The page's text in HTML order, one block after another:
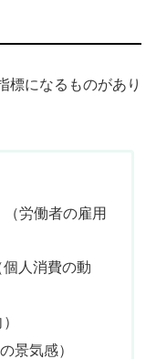
標になるものがあり
労働者の雇用
人消費の動
景気感）